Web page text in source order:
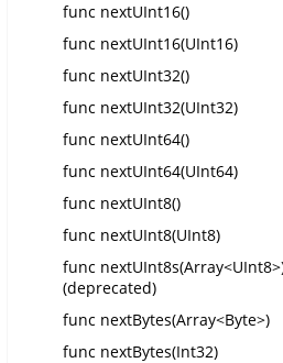
func nextUInt16()
func nextUInt16(UInt16)
func nextUInt32()
func nextUInt32(UInt32)
func nextUInt64()
func nextUInt64(UInt64)
func nextUInt8()
func nextUInt8(UInt8)
func
(deprecated)
func nextBytes(Array<Byte>)
func nextBytes(Int32)